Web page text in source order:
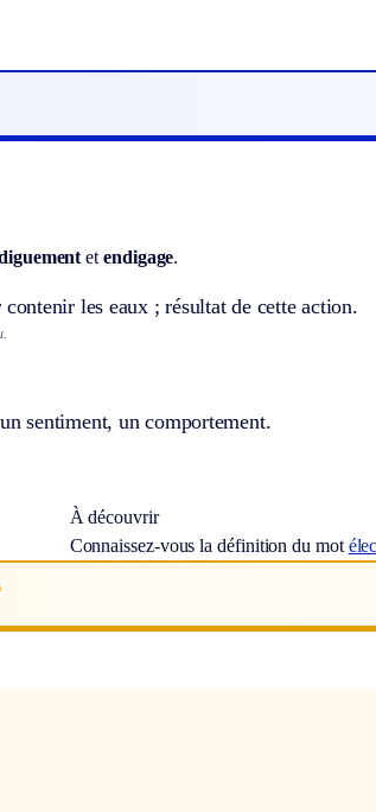
et endigage.
les eaux ; résultat de cette action.
sentiment, un comportement.
À découvrir
Connaissez-vous la définition du mot